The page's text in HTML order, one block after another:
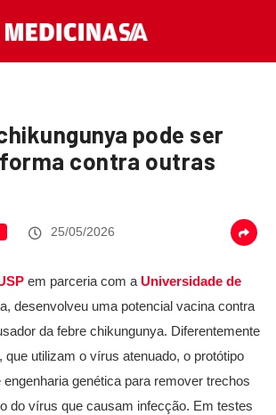
pode ser
contra outras
25/05/2026
em parceria com a Universidade de
desenvolveu uma potencial vacina contra
da febre chikungunya. Diferentemente
que utilizam o vírus atenuado, o protótipo
genética para remover trechos
do vírus que causam infecção. Em testes